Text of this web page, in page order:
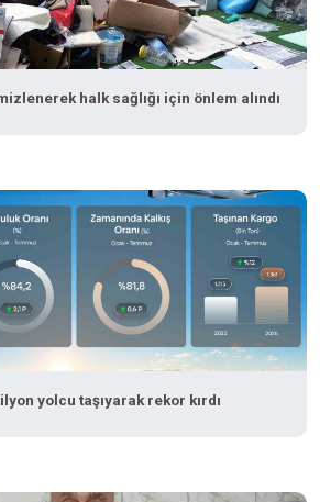
halk sağlığı için önlem alındı
milyon yolcu taşıyarak rekor kırdı